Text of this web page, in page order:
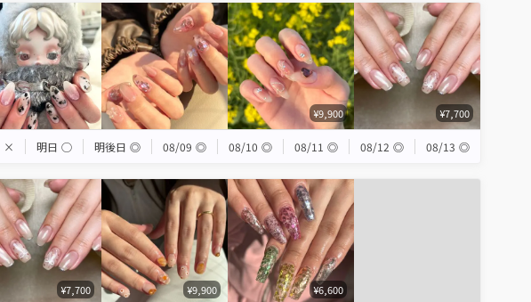
¥9,900 ¥7,700
× 明日 ◯ 明後日 ◎ 08/09 ◎ 08/10 ◎ 08/11 ◎ 08/12 ◎ 08/13 ◎
¥7,700 ¥9,900 ¥6,600